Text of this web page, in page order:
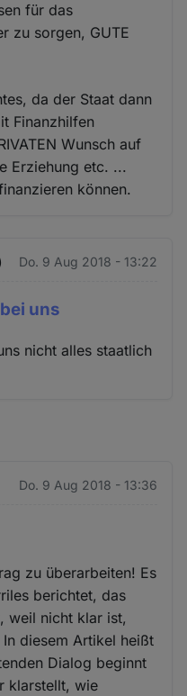
für das
zu sorgen, GUTE
da der Staat dann
Finanzhilfen
Wunsch auf
Erziehung etc. ...
können.
Do. 9 Aug 2018 - 13:22
uns
nicht alles staatlich
Do. 9 Aug 2018 - 13:36
zu überarbeiten! Es
berichtet, das
weil nicht klar ist,
diesem Artikel heißt
Dialog beginnt
klarstellt, wie